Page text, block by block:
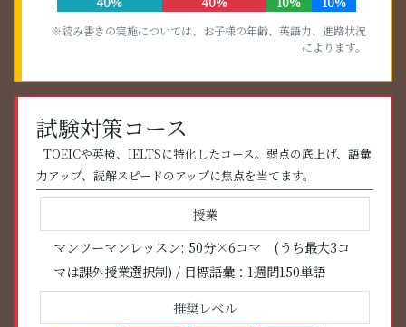
※読み書きの実施については、お子様の年齢、英語力、進路状況
によります。
試験対策コース
TOEICや英検、IELTSに特化したコース。弱点の底上げ、語彙
力アップ、読解スピードのアップに焦点を当てます。
授業
マンツーマンレッスン: 50分×6コマ (うち最大3コ
マは課外授業選択制) / 目標語彙：1週間150単語
推奨レベル